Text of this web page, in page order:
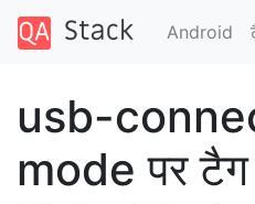
Android
usb-
mode पर टैग